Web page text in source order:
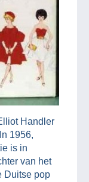
Handler
1956,
is in
van het
Duitse pop